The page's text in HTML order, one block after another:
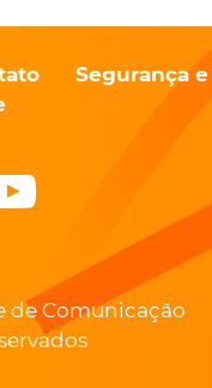
Segurança e
de Comunicação